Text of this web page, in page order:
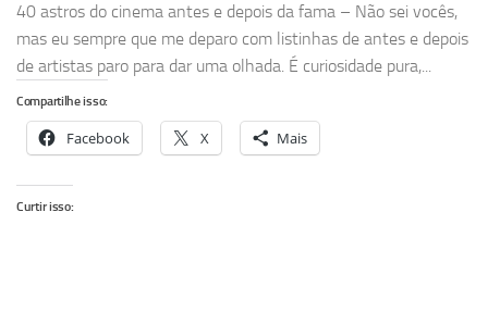
40 astros do cinema antes e depois da fama – Não sei vocês,
mas eu sempre que me deparo com listinhas de antes e depois
de artistas paro para dar uma olhada. É curiosidade pura,...
Compartilhe isso:
Facebook X Mais
Curtir isso: